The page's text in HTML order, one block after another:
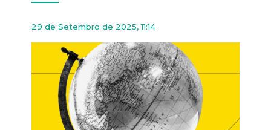
29 de Setembro de 2025, 11:14